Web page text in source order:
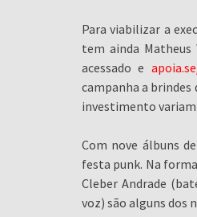
Para viabilizar a
tem ainda
acessado e
campanha a
investimento variam
Com nove álbuns
festa punk. Na
Cleber Andrade
voz) são alguns dos